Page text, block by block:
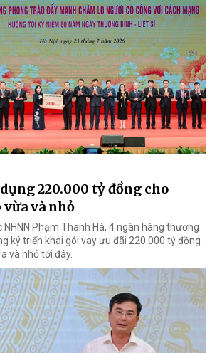
220.000 tỷ đồng cho
và nhỏ
Phạm Thanh Hà, 4 ngân hàng thương
ký triển khai gói vay ưu đãi 220.000 tỷ đồng
và nhỏ tới đây.